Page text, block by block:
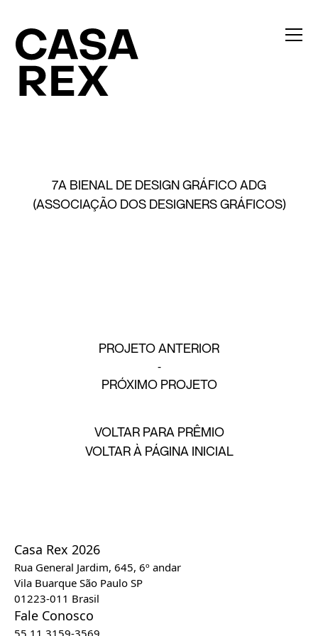
7A BIENAL DE DESIGN GRÁFICO ADG
(ASSOCIAÇÃO DOS DESIGNERS GRÁFICOS)
PROJETO ANTERIOR
PRÓXIMO PROJETO
VOLTAR PARA PRÊMIO
VOLTAR À PÁGINA INICIAL
Casa Rex 2026
Rua General Jardim, 645, 6º andar
Vila Buarque São Paulo SP
01223-011 Brasil
Fale Conosco